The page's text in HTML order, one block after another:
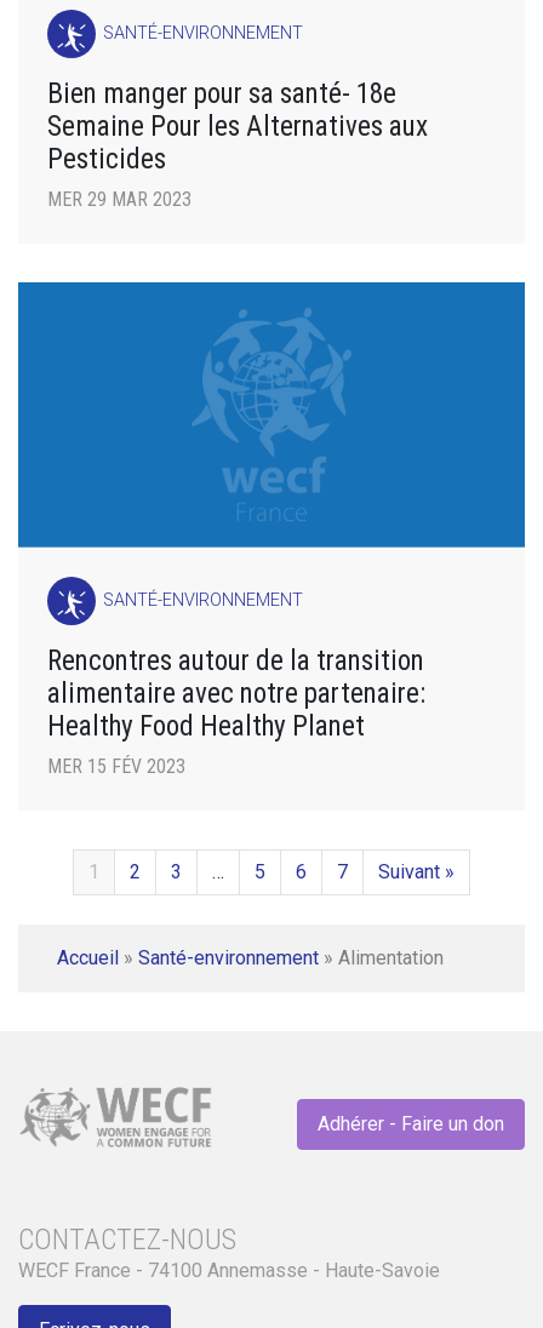
SANTÉ-ENVIRONNEMENT
Bien manger pour sa santé- 18e
Semaine Pour les Alternatives aux
Pesticides
MER 29 MAR 2023
SANTÉ-ENVIRONNEMENT
Rencontres autour de la transition
alimentaire avec notre partenaire:
Healthy Food Healthy Planet
MER 15 FÉV 2023
1 2 3 … 5 6 7 Suivant »
Accueil » Santé-environnement » Alimentation
Adhérer - Faire un don
CONTACTEZ-NOUS
WECF France - 74100 Annemasse - Haute-Savoie